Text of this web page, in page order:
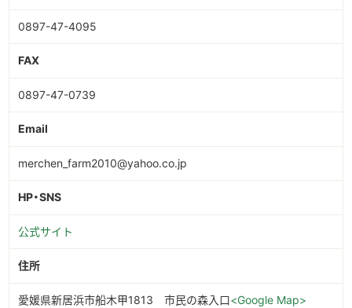
0897-47-4095
FAX
0897-47-0739
Email
merchen_farm2010@yahoo.co.jp
HP・SNS
公式サイト
住所
愛媛県新居浜市船木甲1813 市民の森入口<Google Map>